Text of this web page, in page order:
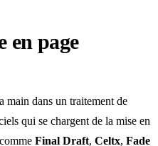
en page
main dans un traitement de
qui se chargent de la mise en
Final Draft, Celtx, Fade